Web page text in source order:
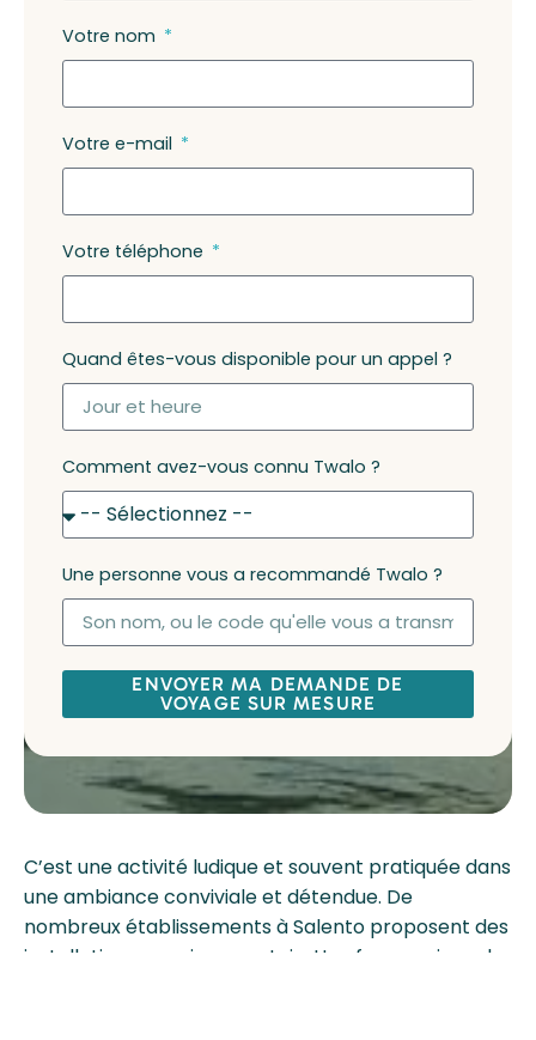
Votre nom
Votre e-mail
Votre téléphone
Quand êtes-vous disponible pour un appel ?
Comment avez-vous connu Twalo ?
Une personne vous a recommandé Twalo ?
ENVOYER MA DEMANDE DE
VOYAGE SUR MESURE
C’est une activité ludique et souvent pratiquée dans
une ambiance conviviale et détendue. De
nombreux établissements à Salento proposent des
installations pour jouer au tejo. Une façon unique de